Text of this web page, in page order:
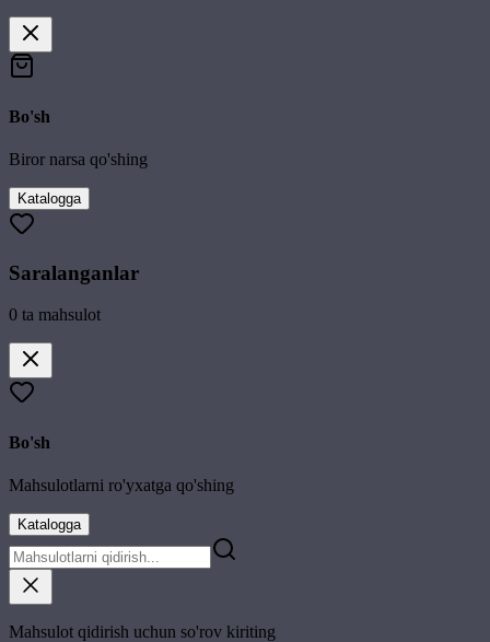
Bo'sh
Biror narsa qo'shing
Katalogga
Saralanganlar
0 ta mahsulot
Bo'sh
Mahsulotlarni ro'yxatga qo'shing
Katalogga
Mahsulot qidirish uchun so'rov kiriting